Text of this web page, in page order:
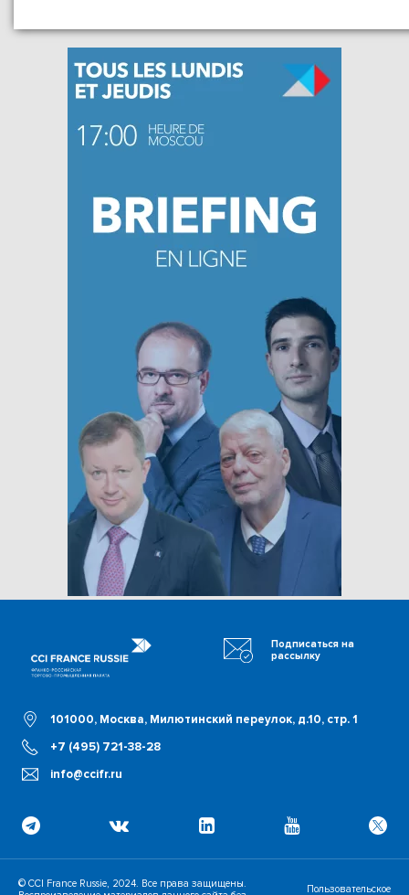
101000, Москва, Милютинский переулок, д.10, стр. 1
+7 (495) 721-38-28
info@ccifr.ru
Подписаться на
рассылку
© CCI France Russie, 2024. Все права защищены.
Пользовательское